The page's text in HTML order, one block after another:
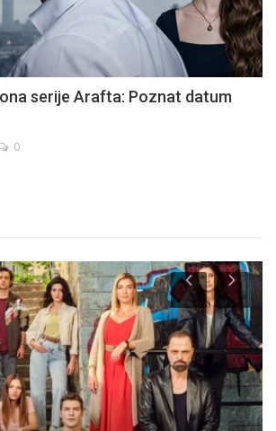
serije Arafta: Poznat datum
0